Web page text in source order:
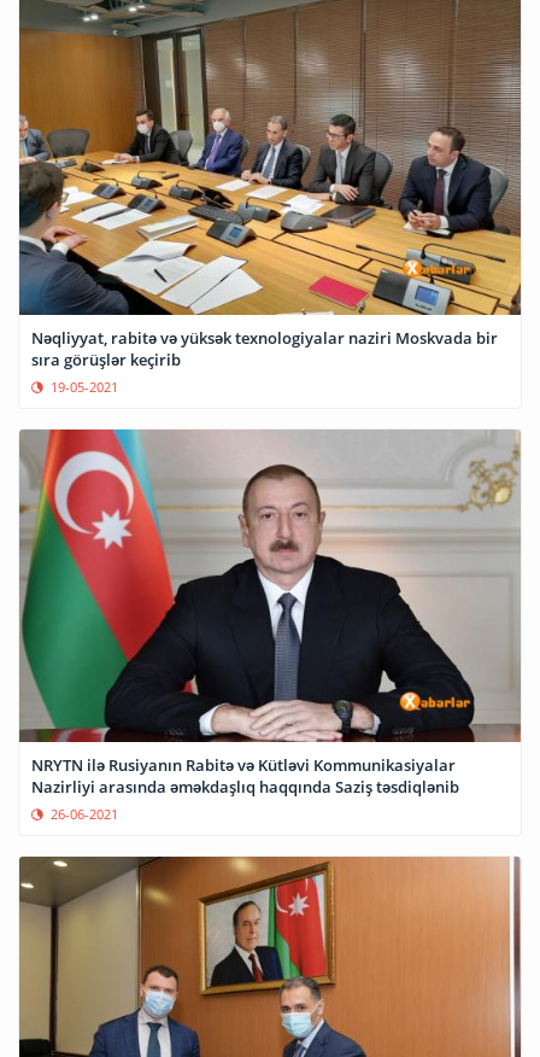
Nəqliyyat, rabitə və yüksək texnologiyalar naziri Moskvada bir
sıra görüşlər keçirib
19-05-2021
NRYTN ilə Rusiyanın Rabitə və Kütləvi Kommunikasiyalar
Nazirliyi arasında əməkdaşlıq haqqında Saziş təsdiqlənib
26-06-2021